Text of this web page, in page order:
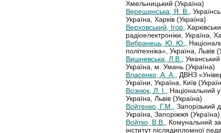
Хмельницький (Україна)
Верещинська, Я. В.
,
Україна, Харків (Україна)
Верховський, Ігор,
радіоелектроніки, Україна,
Вибранець, Ю. Ю.
,
політехніка», Україна, Львів
Вишневська, Л.В.
,
Україна, м. Умань (Україна)
Власенко, А. А.
, ДВНЗ
України, Україна, Київ
Вознюк, Л. І.
, Національний
Україна, Львів (Україна)
Войтенко, Г.М.
,
Україна, Запоріжжя (Україна)
Войтко, В.В.
, Комунальний
інститут післядипломної